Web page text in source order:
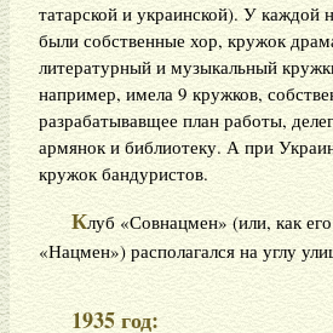
татарской и украинской). У каждой
были собственные хор, кружок
литературный и музыкальный
например, имела 9 кружков,
разрабатывавщее план работы,
армянок и библиотеку. А при
кружок бандуристов.
Клуб «Совнацмен» (или, как
«Нацмен») располагался на углу
1935 год: